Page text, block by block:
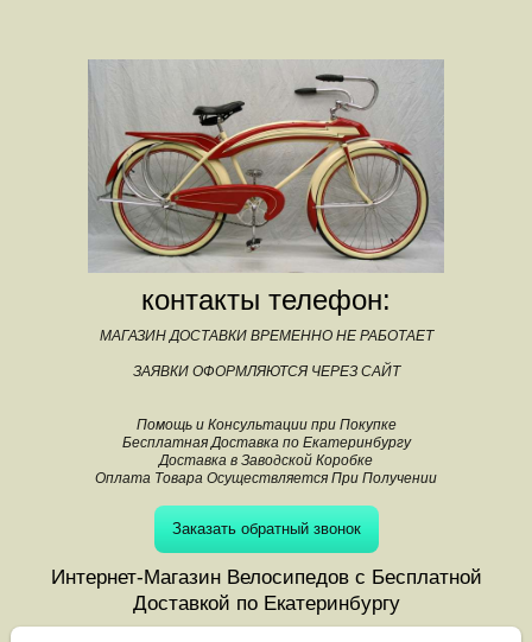
контакты телефон:
МАГАЗИН ДОСТАВКИ ВРЕМЕННО НЕ РАБОТАЕТ
ЗАЯВКИ ОФОРМЛЯЮТСЯ ЧЕРЕЗ САЙТ
Помощь и Консультации при Покупке
Бесплатная Доставка по Екатеринбургу
Доставка в Заводской Коробке
Оплата Товара Осуществляется При Получении
Заказать обратный звонок
Интернет-Магазин Велосипедов с Бесплатной
Доставкой по Екатеринбургу